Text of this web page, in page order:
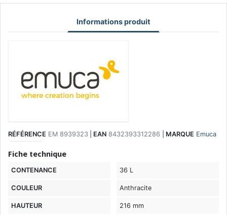
Informations produit
RÉFÉRENCE EM 8939323 EAN 8432393312286 MARQUE Emuca
Fiche technique
CONTENANCE 36 L
COULEUR Anthracite
HAUTEUR 216 mm